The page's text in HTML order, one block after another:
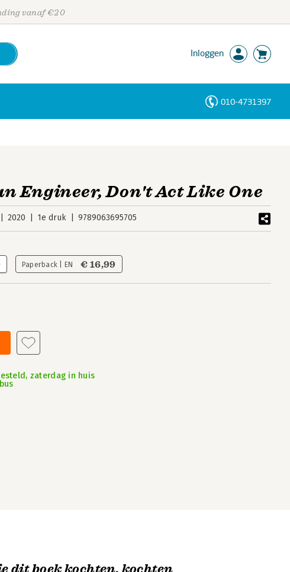
vanaf €20
Inloggen
010-4731397
Engineer, Don't Act Like One
2020 1e druk 9789063695705
Paperback | EN € 16,99
zaterdag in huis
Personen